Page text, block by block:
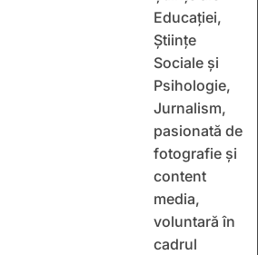
Educației,
Științe
Sociale și
Psihologie,
Jurnalism,
pasionată de
fotografie și
content
media,
voluntară în
cadrul